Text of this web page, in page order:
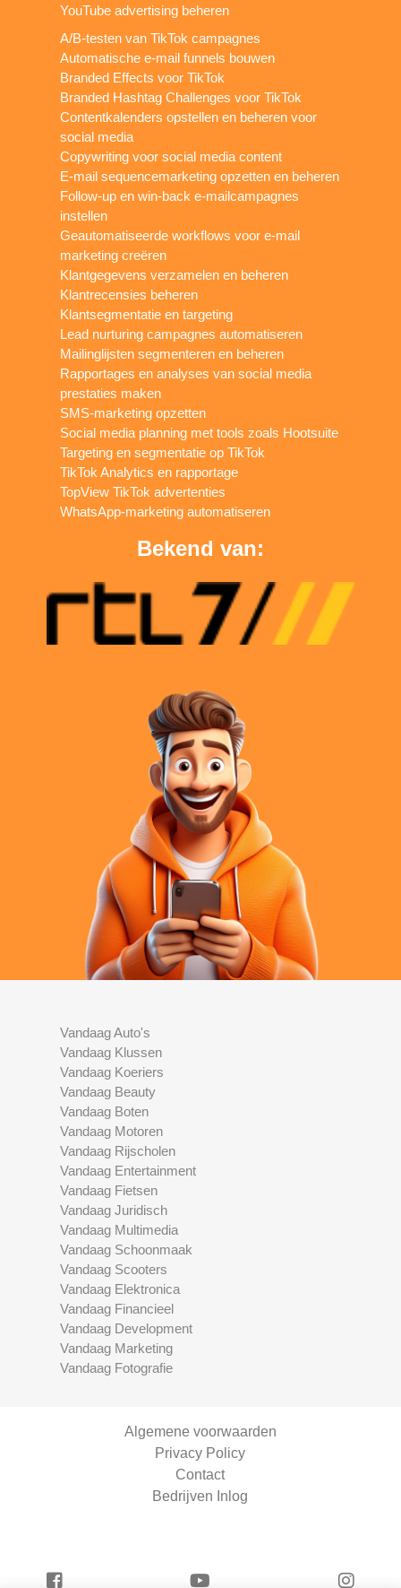
YouTube advertising beheren
A/B-testen van TikTok campagnes
Automatische e-mail funnels bouwen
Branded Effects voor TikTok
Branded Hashtag Challenges voor TikTok
Contentkalenders opstellen en beheren voor
social media
Copywriting voor social media content
E-mail sequencemarketing opzetten en beheren
Follow-up en win-back e-mailcampagnes
instellen
Geautomatiseerde workflows voor e-mail
marketing creëren
Klantgegevens verzamelen en beheren
Klantrecensies beheren
Klantsegmentatie en targeting
Lead nurturing campagnes automatiseren
Mailinglijsten segmenteren en beheren
Rapportages en analyses van social media
prestaties maken
SMS-marketing opzetten
Social media planning met tools zoals Hootsuite
Targeting en segmentatie op TikTok
TikTok Analytics en rapportage
TopView TikTok advertenties
WhatsApp-marketing automatiseren
Bekend van:
Vandaag Auto's
Vandaag Klussen
Vandaag Koeriers
Vandaag Beauty
Vandaag Boten
Vandaag Motoren
Vandaag Rijscholen
Vandaag Entertainment
Vandaag Fietsen
Vandaag Juridisch
Vandaag Multimedia
Vandaag Schoonmaak
Vandaag Scooters
Vandaag Elektronica
Vandaag Financieel
Vandaag Development
Vandaag Marketing
Vandaag Fotografie
Algemene voorwaarden
Privacy Policy
Contact
Bedrijven Inlog